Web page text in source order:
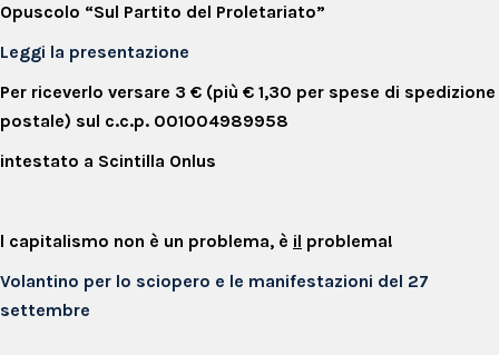
Opuscolo “Sul Partito del Proletariato”
Leggi la presentazione
Per riceverlo versare 3 € (più € 1,30 per spese di spedizione
postale) sul c.c.p. 001004989958
intestato a Scintilla Onlus
l capitalismo non è un problema, è il problema!
Volantino per lo sciopero e le manifestazioni del 27
settembre